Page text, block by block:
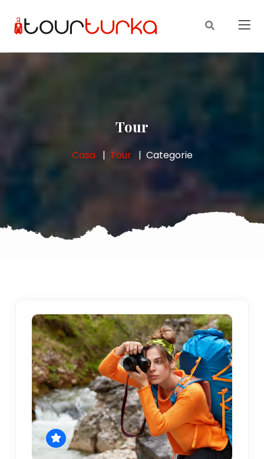
Tour
Casa Tour Categorie